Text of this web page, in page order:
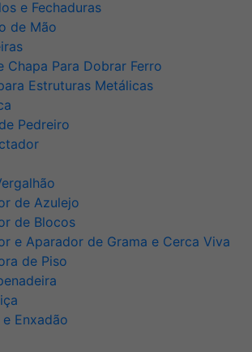
e Fechaduras
de Mão
Chapa Para Dobrar Ferro
Estruturas Metálicas
Pedreiro
de Azulejo
de Blocos
e Aparador de Grama e Cerca Viva
de Piso
Enxadão